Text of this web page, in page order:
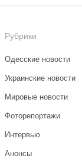
Рубрики
Одесские новости
Украинские новости
Мировые новости
Фоторепортажи
Интервью
Анонсы